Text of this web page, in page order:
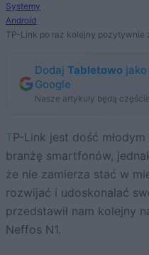
Systemy
Android
TP-Link po raz kolejny pozytywnie
Dodaj Tabletowo
Google
Nasze artykuły będą
TP-Link jest dość młodym producentem, jeżeli chodzi o
branżę smartfonów,
że nie zamierza stać w
rozwijać i udoskonalać
przedstawił nam kolejny
Neffos N1.